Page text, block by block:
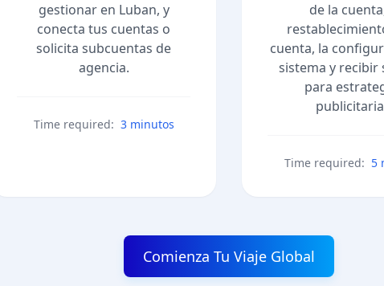
gestionar en Luban, y
conecta tus cuentas o
solicita subcuentas de
agencia.
Time required: 3 minutos
de la
cuenta, la
sistema y recibir
para
Time required: 5
Comienza Tu Viaje Global